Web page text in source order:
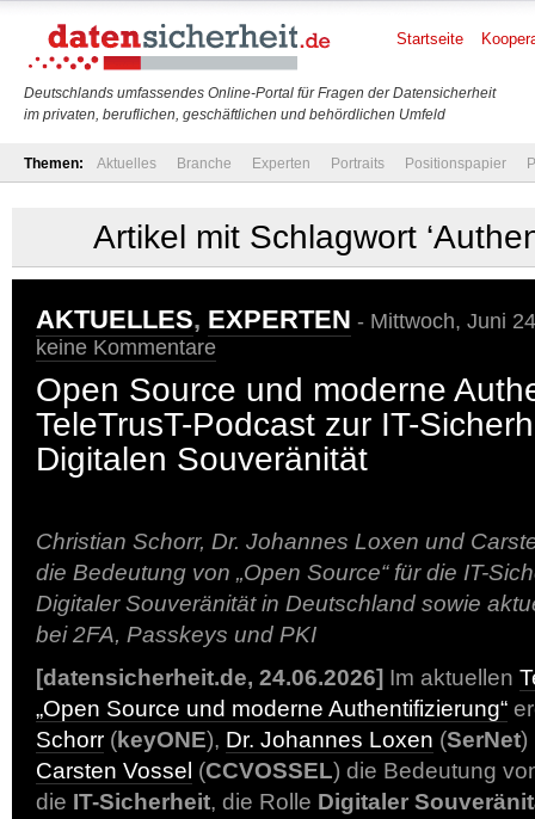
Deutschlands umfassendes Online-Portal für Fragen der Datensicherheit
im privaten, beruflichen, geschäftlichen und behördlichen Umfeld
Startseite
Themen: Aktuelles Branche Experten Portraits Positionspapier
Artikel mit Schlagwort
AKTUELLES, EXPERTEN - Mittwoch, Juni
keine Kommentare
Open Source und moderne
TeleTrusT-Podcast zur IT-
Digitalen Souveränität
Christian Schorr, Dr. Johannes Loxen und
die Bedeutung von „Open Source“ für die IT-
Digitaler Souveränität in Deutschland sowie
bei 2FA, Passkeys und PKI
[datensicherheit.de, 24.06.2026] Im aktuellen
„Open Source und moderne Authentifizierung“
Schorr (keyONE), Dr. Johannes Loxen (SerNet)
Carsten Vossel (CCVOSSEL) die Bedeutung
die IT-Sicherheit, die Rolle Digitaler